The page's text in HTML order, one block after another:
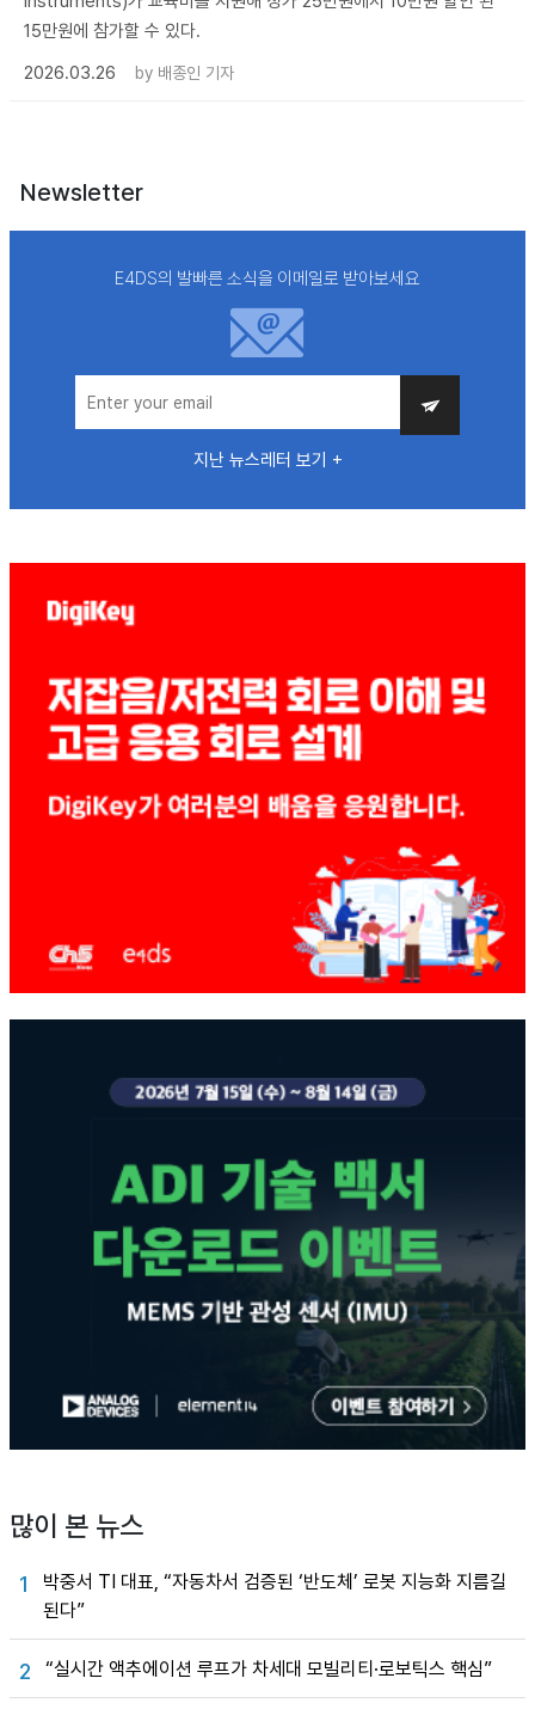
15만원에 참가할 수 있다.
2026.03.26
by 배종인 기자
Newsletter
E4DS의 발빠른 소식을 이메일로 받아보세요
지난 뉴스레터 보기 +
많이 본 뉴스
1
박중서 TI 대표, “자동차서 검증된 ‘반도체’ 로봇 지능화 지름길
된다”
2 “실시간 액추에이션 루프가 차세대 모빌리티·로보틱스 핵심”